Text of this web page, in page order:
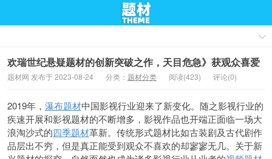
欢瑞世纪悬疑题材的创新突破之作，天目危急》获观众喜爱
题材网 发布于 2023-08-24 分类： 题材分类 阅读(423) 评论(0)
2019年， 瀑布题材中国影视行业迎来了新变化。随之影视行业的
疾速开展和影视题材的不断增多，影视作品也开端正面临一场大
浪淘沙式的四季题材革新。传统形式题材比如古装剧及古代剧作
品层出不穷，但是真正能受到观众不喜欢的却寥寥无几。关于新